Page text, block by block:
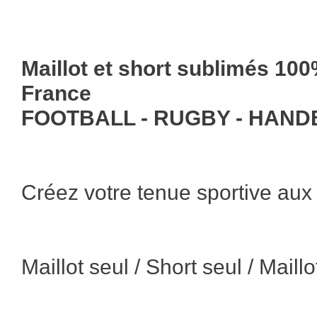
Maillot et short sublimés
France
FOOTBALL - RUGBY -
Créez votre tenue sportive
Maillot seul / Short seul /